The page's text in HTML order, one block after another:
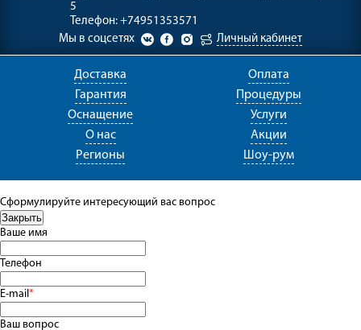
5
Телефон: +74951353571
Мы в соцсетях
Личный кабинет
Доставка
Оплата
Гарантия
Процедуры
Оснащение
Услуги
О нас
Акции
Регионы
Шоу-рум
Сформулируйте интересующий вас вопрос
Ваше имя
Телефон
E-mail*
Ваш вопрос